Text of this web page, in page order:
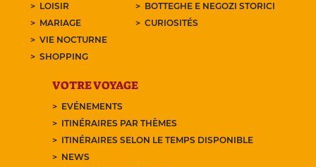
LOISIR
MARIAGE
VIE NOCTURNE
SHOPPING
BOTTEGHE E NEGOZI STORICI
CURIOSITÉS
VOTRE VOYAGE
EVÉNEMENTS
ITINÉRAIRES PAR THÈMES
ITINÉRAIRES SELON LE TEMPS DISPONIBLE
NEWS